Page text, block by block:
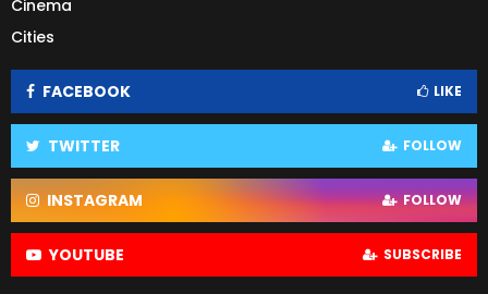
Cinema
Cities
FACEBOOK LIKE
TWITTER FOLLOW
INSTAGRAM FOLLOW
YOUTUBE SUBSCRIBE